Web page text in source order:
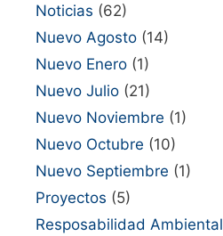
Noticias (62)
Nuevo Agosto (14)
Nuevo Enero (1)
Nuevo Julio (21)
Nuevo Noviembre (1)
Nuevo Octubre (10)
Nuevo Septiembre (1)
Proyectos (5)
Resposabilidad Ambiental